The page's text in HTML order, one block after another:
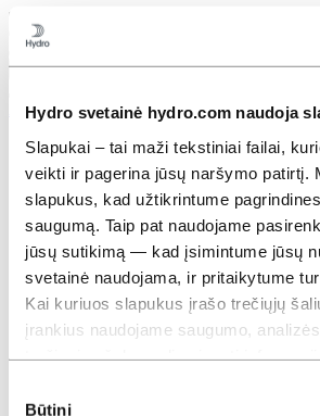
Hydro svetainė hydro.com naudoja
Slapukai – tai maži tekstiniai failai,
veikti ir pagerina jūsų naršymo patirtį.
slapukus, kad užtikrintume
saugumą. Taip pat naudojame
jūsų sutikimą — kad įsimintume jūsų
svetainė naudojama, ir pritaikytume
Kai kuriuos slapukus įrašo trečiųjų
įrankius naudojame saugumo,
surinko naudodamiesi jų
Būtini
Uždaryti
Aliuminis
Gaminiai ir paslaugos
Pramonės šakos, kurias aptarnaujame
Automobilių pramonė
Statyba ir statyba
Jūrinė ir pakrančių įranga
Plokščių konfigūratorius
Transportas
Šildymo, vėdinimo, oro
sistemos (HVACR)
Saulės energija ir kiti energijos
Pramoninis dizainas
Infrastruktūra